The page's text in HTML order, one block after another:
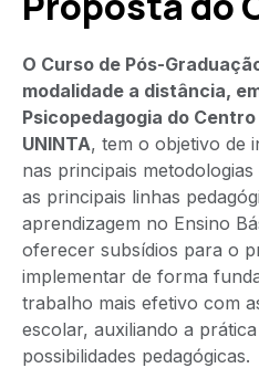
O Curso de Pós-
modalidade a distância,
Psicopedagogia do
UNINTA, tem o objetivo de
nas principais
as principais linhas
aprendizagem no Ensino
oferecer subsídios para o
implementar de forma
trabalho mais efetivo com
escolar, auxiliando a
possibilidades pedagógicas.